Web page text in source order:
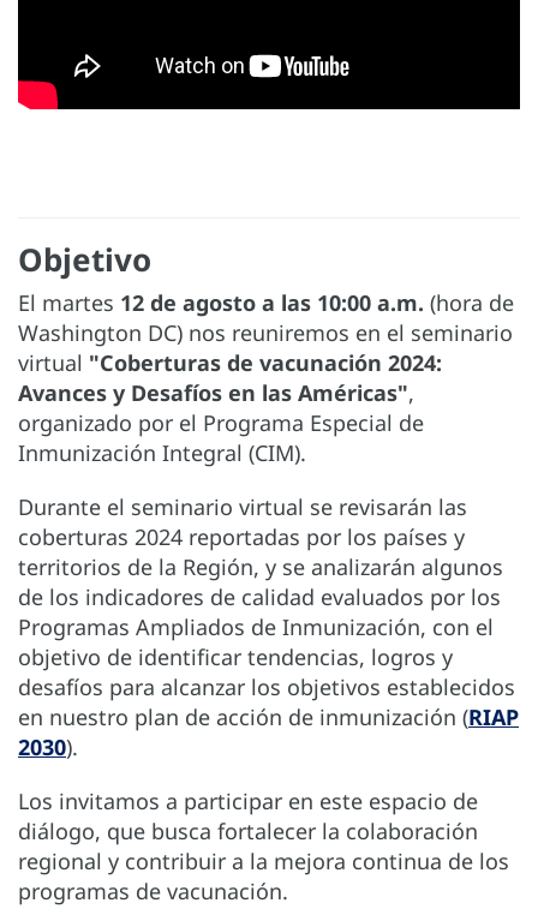
Objetivo
El martes 12 de agosto a las 10:00 a.m. (hora de
Washington DC) nos reuniremos en el seminario
virtual "Coberturas de vacunación 2024:
Avances y Desafíos en las Américas",
organizado por el Programa Especial de
Inmunización Integral (CIM).
Durante el seminario virtual se revisarán las
coberturas 2024 reportadas por los países y
territorios de la Región, y se analizarán algunos
de los indicadores de calidad evaluados por los
Programas Ampliados de Inmunización, con el
objetivo de identificar tendencias, logros y
desafíos para alcanzar los objetivos establecidos
en nuestro plan de acción de inmunización (RIAP
2030).
Los invitamos a participar en este espacio de
diálogo, que busca fortalecer la colaboración
regional y contribuir a la mejora continua de los
programas de vacunación.